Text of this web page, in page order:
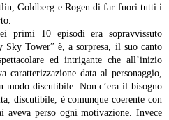
Goldberg e Rogen di far fuori tutti i
primi 10 episodi era sopravvissuto
Sky Tower” è, a sorpresa, il suo canto
ed intrigante che all’inizio
caratterizzazione data al personaggio,
modo discutibile. Non c’era il bisogno
discutibile, è comunque coerente con
aveva perso ogni motivazione. Invece